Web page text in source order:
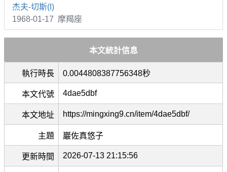
杰夫-切斯(I)
1968-01-17 摩羯座
本文統計信息
執行時長 0.0044808387756348秒
本文代號 4dae5dbf
本文地址 https://mingxing9.cn/item/4dae5dbf/
主題 巖佐真悠子
更新時間 2026-07-13 21:15:56